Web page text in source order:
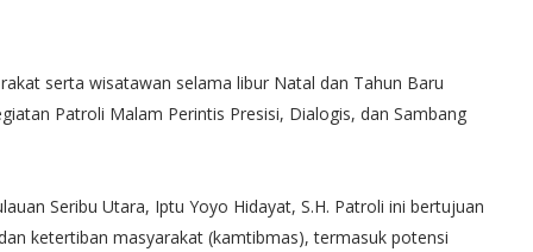
serta wisatawan selama libur Natal dan Tahun Baru
Patroli Malam Perintis Presisi, Dialogis, dan Sambang
Seribu Utara, Iptu Yoyo Hidayat, S.H. Patroli ini bertujuan
ketertiban masyarakat (kamtibmas), termasuk potensi